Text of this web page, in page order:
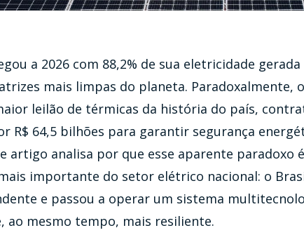
a 2026 com 88,2% de sua eletricidade
mais limpas do planeta. Paradoxalmente,
leilão de térmicas da história do país,
R$ 64,5 bilhões para garantir segurança
artigo analisa por que esse aparente paradoxo
importante do setor elétrico nacional: o
e passou a operar um sistema
ao mesmo tempo, mais resiliente.